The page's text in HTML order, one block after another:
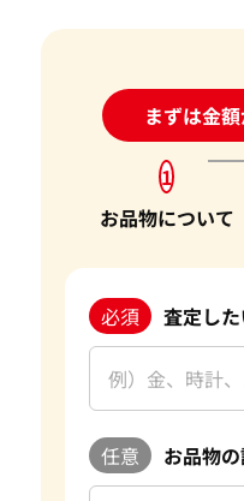
まずは金
24時間受付中!
1
お品物について
必須 査定し
任意 お品物